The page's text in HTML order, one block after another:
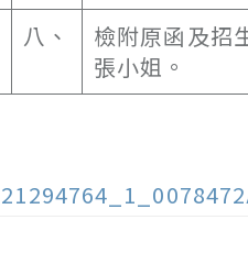
八、
檢附原函及招
張小姐。